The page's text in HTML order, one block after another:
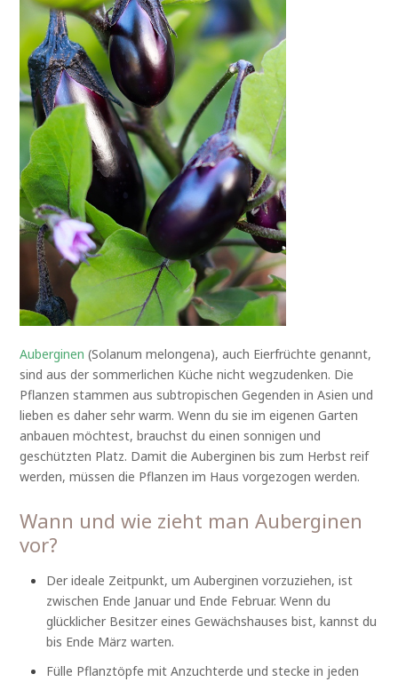
Auberginen (Solanum melongena), auch Eierfrüchte genannt,
sind aus der sommerlichen Küche nicht wegzudenken. Die
Pflanzen stammen aus subtropischen Gegenden in Asien und
lieben es daher sehr warm. Wenn du sie im eigenen Garten
anbauen möchtest, brauchst du einen sonnigen und
geschützten Platz. Damit die Auberginen bis zum Herbst reif
werden, müssen die Pflanzen im Haus vorgezogen werden.
Wann und wie zieht man Auberginen
vor?
Der ideale Zeitpunkt, um Auberginen vorzuziehen, ist
zwischen Ende Januar und Ende Februar. Wenn du
glücklicher Besitzer eines Gewächshauses bist, kannst du
bis Ende März warten.
Fülle Pflanztöpfe mit Anzuchterde und stecke in jeden